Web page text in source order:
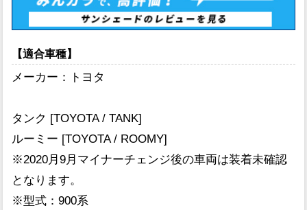
【適合車種】
メーカー：トヨタ
タンク [TOYOTA / TANK]
ルーミー [TOYOTA / ROOMY]
※2020月9月マイナーチェンジ後の車両は装着未確認
となります。
※型式：900系